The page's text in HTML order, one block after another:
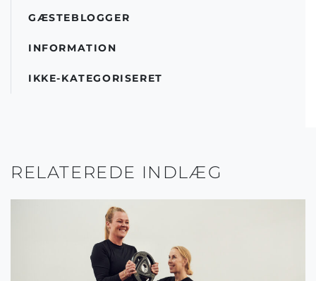
GÆSTEBLOGGER
INFORMATION
IKKE-KATEGORISERET
RELATEREDE INDLÆG